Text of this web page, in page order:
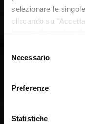
selezionare le
cliccando su
fruizione del sito.
ogni momento
a fine pagina. Per
prendere visione della
delNecessario
Preferenze
Statistiche